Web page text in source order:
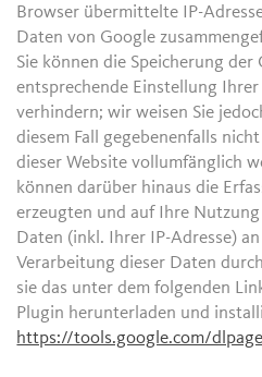
Browser übermittelte IP-
Daten von Google
Sie können die Speicherung der
entsprechende Einstellung
verhindern; wir weisen Sie
diesem Fall gegebenenfalls
dieser Website vollumfänglich
können darüber hinaus die
erzeugten und auf Ihre
Daten (inkl. Ihrer IP-Adresse)
Verarbeitung dieser Daten
sie das unter dem folgenden
Plugin herunterladen und
https://tools.google.com/